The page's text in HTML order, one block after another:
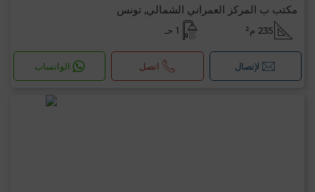
مكتب ب المركز العمراني الشمالي, تونس
235 م² 1 حـ
لإتصال اتصل الواتساب